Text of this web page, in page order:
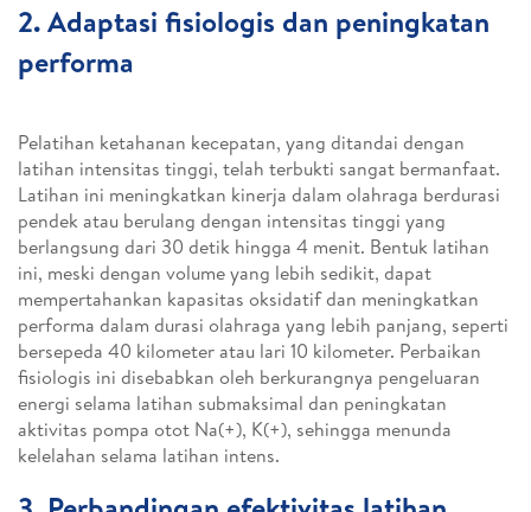
2. Adaptasi fisiologis dan peningkatan
performa
Pelatihan ketahanan kecepatan, yang ditandai dengan
latihan intensitas tinggi, telah terbukti sangat bermanfaat.
Latihan ini meningkatkan kinerja dalam olahraga berdurasi
pendek atau berulang dengan intensitas tinggi yang
berlangsung dari 30 detik hingga 4 menit. Bentuk latihan
ini, meski dengan volume yang lebih sedikit, dapat
mempertahankan kapasitas oksidatif dan meningkatkan
performa dalam durasi olahraga yang lebih panjang, seperti
bersepeda 40 kilometer atau lari 10 kilometer. Perbaikan
fisiologis ini disebabkan oleh berkurangnya pengeluaran
energi selama latihan submaksimal dan peningkatan
aktivitas pompa otot Na(+), K(+), sehingga menunda
kelelahan selama latihan intens.